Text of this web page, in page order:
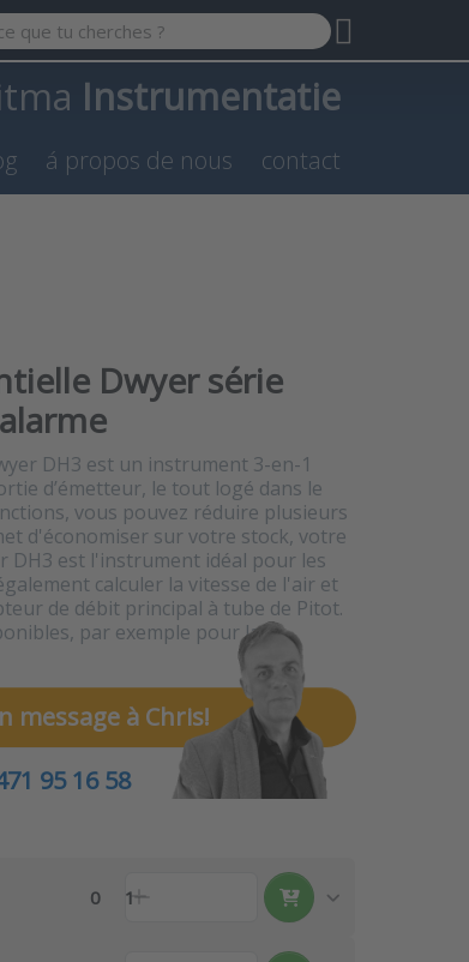
term. Results will appear automatically as you
Instrumentatie
á propos de nous contact
Dwyer série
DH3 est un instrument 3-en-1
d’émetteur, le tout logé dans le
vous pouvez réduire plusieurs
d'économiser sur votre stock, votre
est l'instrument idéal pour les
calculer la vitesse de l'air et
de débit principal à tube de Pitot.
par exemple pour la
message à Chris!
95 16 58
0 1